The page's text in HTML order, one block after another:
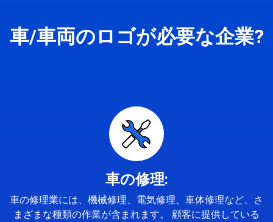
車/車両のロゴが必要な企業?
車の修理:
車の修理業には、機械修理、電気修理、車体修理など、さ
まざまな種類の作業が含まれます。 顧客に提供している